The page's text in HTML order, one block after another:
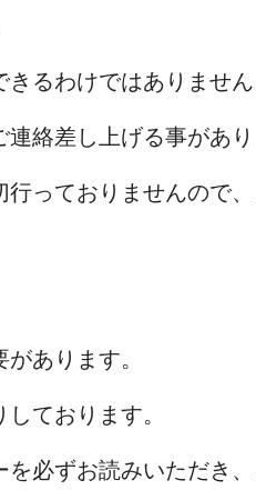
るわけではありません
絡差し上げる事があり
っておりませんので、
あります。
ております。
必ずお読みいただき、